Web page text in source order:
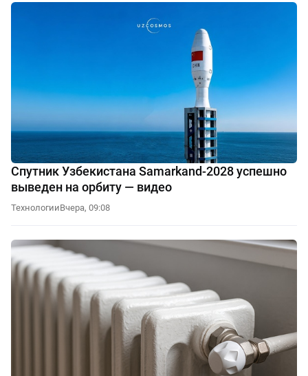
Спутник Узбекистана Samarkand-2028 успешно
выведен на орбиту — видео
ТехнологииВчера, 09:08